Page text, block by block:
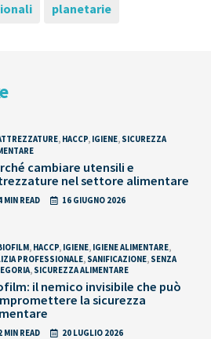
planetarie
, HACCP, IGIENE, SICUREZZA
cambiare utensili e
nel settore alimentare
MIN READ 16 GIUGNO 2026
, HACCP, IGIENE, IGIENE ALIMENTARE,
PROFESSIONALE, SANIFICAZIONE, SENZA
, SICUREZZA ALIMENTARE
il nemico invisibile che può
la sicurezza
MIN READ 20 LUGLIO 2026